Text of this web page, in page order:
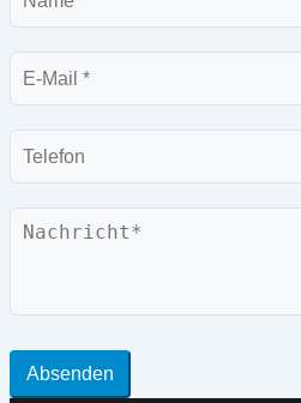
E-
Mail
Telefon
Nachricht
Absenden